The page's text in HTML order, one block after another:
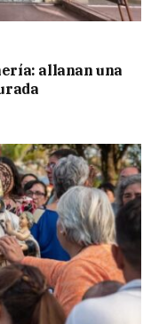
allanan una